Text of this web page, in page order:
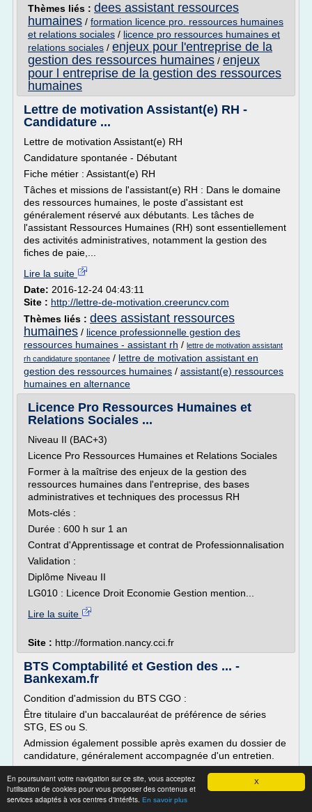
X
En poursuivant votre navigation sur ce site, vous acceptez
l'utilisation de cookies pour vous proposer des contenus et
services adaptés à vos centres d'intérêts. En savoir plus
Thèmes liés : dees assistant ressources
humaines / formation licence pro. ressources humaines
et relations sociales / licence pro ressources humaines et
relations sociales / enjeux pour l'entreprise de la
gestion des ressources humaines / enjeux
pour l entreprise de la gestion des ressources
humaines
Lettre de motivation Assistant(e) RH -
Candidature ...
Lettre de motivation Assistant(e) RH
Candidature spontanée - Débutant
Fiche métier : Assistant(e) RH
Tâches et missions de l'assistant(e) RH : Dans le domaine
des ressources humaines, le poste d'assistant est
généralement réservé aux débutants. Les tâches de
l'assistant Ressources Humaines (RH) sont essentiellement
des activités administratives, notamment la gestion des
fiches de paie,...
Lire la suite
Date: 2016-12-24 04:43:11
Site : http://lettre-de-motivation.creeruncv.com
Thèmes liés : dees assistant ressources
humaines / licence professionnelle gestion des
ressources humaines - assistant rh / lettre de motivation assistant
rh candidature spontanee / lettre de motivation assistant en
gestion des ressources humaines / assistant(e) ressources
humaines en alternance
Licence Pro Ressources Humaines et
Relations Sociales ...
Niveau II (BAC+3)
Licence Pro Ressources Humaines et Relations Sociales
Former à la maîtrise des enjeux de la gestion des
ressources humaines dans l'entreprise, des bases
administratives et techniques des processus RH
Mots-clés :
Durée : 600 h sur 1 an
Contrat d'Apprentissage et contrat de Professionnalisation
Validation :
Diplôme Niveau II
LG010 : Licence Droit Economie Gestion mention...
Lire la suite
Site : http://formation.nancy.cci.fr
BTS Comptabilité et Gestion des ... -
Bankexam.fr
Condition d'admission du BTS CGO :
Être titulaire d'un baccalauréat de préférence de séries
STG, ES ou S.
Admission également possible après examen du dossier de
candidature, généralement accompagnée d'un entretien.
Débouchés du BTS Comptabilité et Gestion des
Organisations :
Métiers :